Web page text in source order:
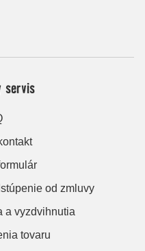
servis
od zmluvy
a vyzdvihnutia
tovaru